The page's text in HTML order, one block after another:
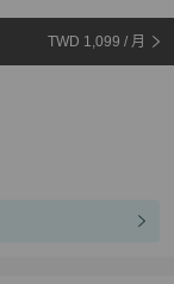
TWD 1,099 / 月